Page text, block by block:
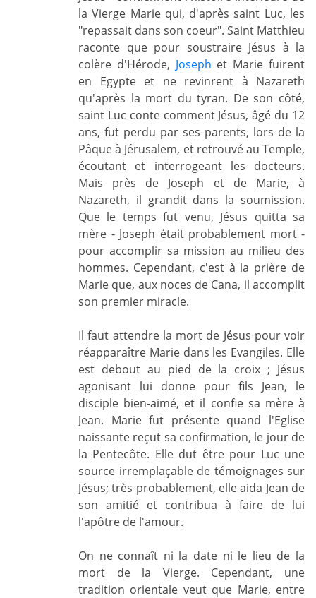
la Vierge Marie qui, d'après saint Luc, les
"repassait dans son coeur". Saint Matthieu
raconte que pour soustraire Jésus à la
colère d'Hérode, Joseph et Marie fuirent
en Egypte et ne revinrent à Nazareth
qu'après la mort du tyran. De son côté,
saint Luc conte comment Jésus, âgé du 12
ans, fut perdu par ses parents, lors de la
Pâque à Jérusalem, et retrouvé au Temple,
écoutant et interrogeant les docteurs.
Mais près de Joseph et de Marie, à
Nazareth, il grandit dans la soumission.
Que le temps fut venu, Jésus quitta sa
mère - Joseph était probablement mort -
pour accomplir sa mission au milieu des
hommes. Cependant, c'est à la prière de
Marie que, aux noces de Cana, il accomplit
son premier miracle.
Il faut attendre la mort de Jésus pour voir
réapparaître Marie dans les Evangiles. Elle
est debout au pied de la croix ; Jésus
agonisant lui donne pour fils Jean, le
disciple bien-aimé, et il confie sa mère à
Jean. Marie fut présente quand l'Eglise
naissante reçut sa confirmation, le jour de
la Pentecôte. Elle dut être pour Luc une
source irremplaçable de témoignages sur
Jésus; très probablement, elle aida Jean de
son amitié et contribua à faire de lui
l'apôtre de l'amour.
On ne connaît ni la date ni le lieu de la
mort de la Vierge. Cependant, une
tradition orientale veut que Marie, entre